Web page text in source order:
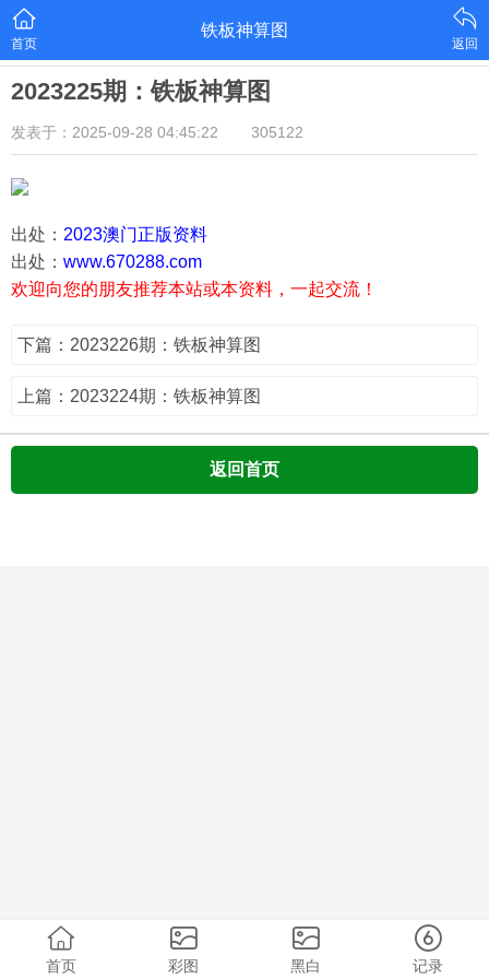
首页
铁板神算图
返回
2023225期：铁板神算图
发表于：2025-09-28 04:45:22 305122
出处： 2023澳门正版资料
出处： www.670288.com
欢迎向您的朋友推荐本站或本资料，一起交流！
下篇：2023226期：铁板神算图
上篇：2023224期：铁板神算图
返回首页
首页 彩图 黑白 记录